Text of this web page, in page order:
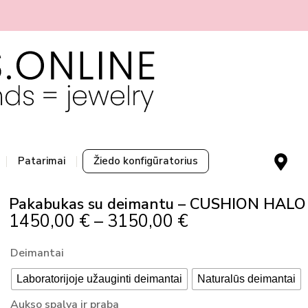
Patarimai Žiedo konfigūratorius
M
a
-
k
e
Pakabukas su deimantu – CUSHION
1450,00 € – 3150,00 €
Through
3150,00 €
Deimantai
Laboratorijoje užauginti deimantai Naturalūs deimantai
Aukso spalva ir praba
produkto
Pakabukas
su